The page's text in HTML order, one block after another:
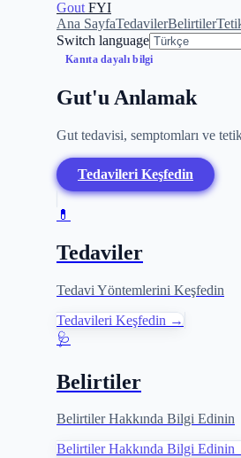
Gout FYI
Ana SayfaTedavilerBelirtiler
Switch language
Kanıta dayalı bilgi
Gut'u Anlamak
Gut tedavisi, semptomları ve
Tedavileri Keşfedin
💊
Tedaviler
Tedavi Yöntemlerini Keşfedin
Tedavileri Keşfedin →
🩺
Belirtiler
Belirtiler Hakkında Bilgi Edinin
Belirtiler Hakkında Bilgi